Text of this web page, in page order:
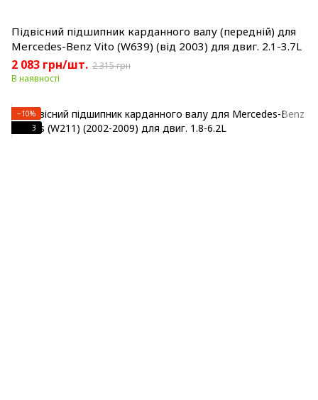
Підвісний підшипник карданного валу (передній) для
Mercedes-Benz Vito (W639) (від 2003) для двиг. 2.1-3.7L
2 083 грн/шт. 2 315 грн
В наявності
−10%
3